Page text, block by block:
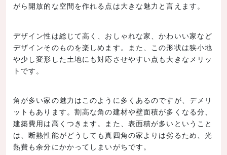
がら開放的な空間を作れる点は大きな魅力と言えます。
デザイン性は総じて高く、おしゃれな家、かわいい家など
デザインそのものを楽しめます。また、この形状は狭小地
や少し変形した土地にも対応させやすい点も大きなメリッ
トです。
角が多い家の魅力はこのように多くあるのですが、デメリ
ットもあります。割高な角の建材や壁面積が多くなる分、
建築費用は高くつきます。また、表面積が多いということ
は、断熱性能がどうしても真四角の家よりは劣るため、光
熱費も余分にかかってしまいがちです。